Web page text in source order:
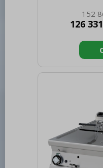
90.00 Šířka
brutto [mm]:
Konstruční typ
Příkon
152
126